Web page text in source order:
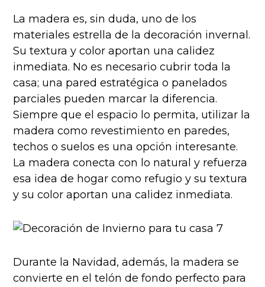
La madera es, sin duda, uno de los
materiales estrella de la decoración invernal.
Su textura y color aportan una calidez
inmediata. No es necesario cubrir toda la
casa; una pared estratégica o panelados
parciales pueden marcar la diferencia.
Siempre que el espacio lo permita, utilizar la
madera como revestimiento en paredes,
techos o suelos es una opción interesante.
La madera conecta con lo natural y refuerza
esa idea de hogar como refugio y su textura
y su color aportan una calidez inmediata.
Durante la Navidad, además, la madera se
convierte en el telón de fondo perfecto para